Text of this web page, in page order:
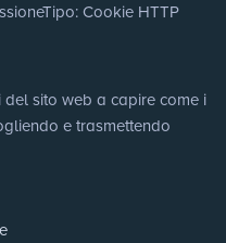
Tipo: Cookie HTTP
sito web a capire come i
e trasmettendo